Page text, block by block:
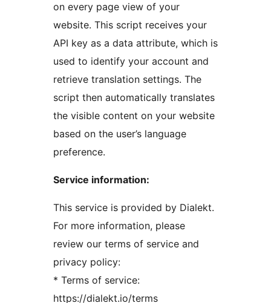
on every page view of your
website. This script receives your
API key as a data attribute, which is
used to identify your account and
retrieve translation settings. The
script then automatically translates
the visible content on your website
based on the user’s language
preference.
Service information:
This service is provided by Dialekt.
For more information, please
review our terms of service and
privacy policy:
* Terms of service:
https://dialekt.io/terms